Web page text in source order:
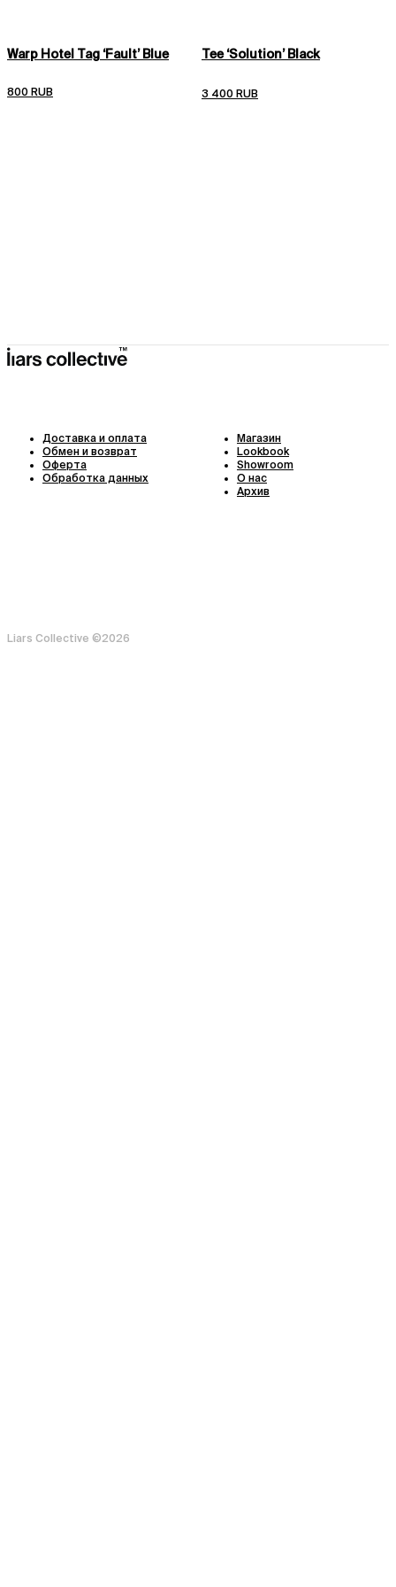
Warp Hotel Tag ‘Fault’ Blue
800 RUB
Tee ‘Solution’ Black
3 400 RUB
Liars Collective ©2026
Доставка и оплата
Обмен и возврат
Оферта
Обработка данных
Магазин
Lookbook
Showroom
О нас
Архив